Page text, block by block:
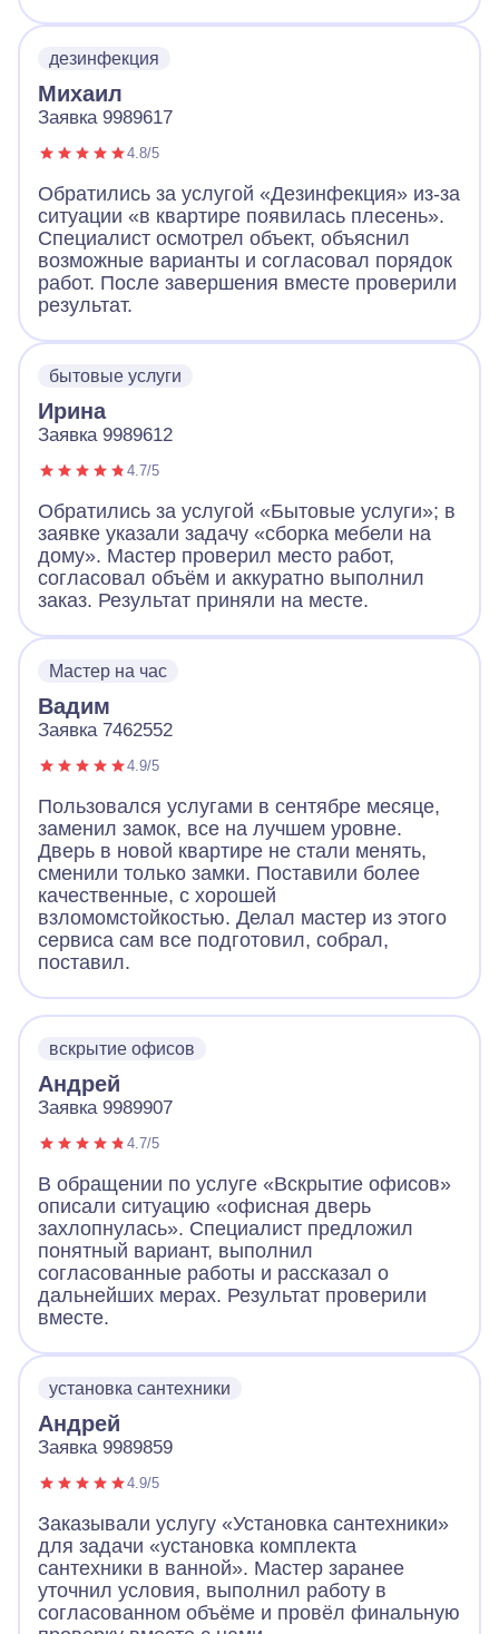
дезинфекция
Михаил
Заявка 9989617
4.8/5
Обратились за услугой «Дезинфекция» из-за
ситуации «в квартире появилась плесень».
Специалист осмотрел объект, объяснил
возможные варианты и согласовал порядок
работ. После завершения вместе проверили
результат.
бытовые услуги
Ирина
Заявка 9989612
4.7/5
Обратились за услугой «Бытовые услуги»; в
заявке указали задачу «сборка мебели на
дому». Мастер проверил место работ,
согласовал объём и аккуратно выполнил
заказ. Результат приняли на месте.
Мастер на час
Вадим
Заявка 7462552
4.9/5
Пользовался услугами в сентябре месяце,
заменил замок, все на лучшем уровне.
Дверь в новой квартире не стали менять,
сменили только замки. Поставили более
качественные, с хорошей
взломомстойкостью. Делал мастер из этого
сервиса сам все подготовил, собрал,
поставил.
вскрытие офисов
Андрей
Заявка 9989907
4.7/5
В обращении по услуге «Вскрытие офисов»
описали ситуацию «офисная дверь
захлопнулась». Специалист предложил
понятный вариант, выполнил
согласованные работы и рассказал о
дальнейших мерах. Результат проверили
вместе.
установка сантехники
Андрей
Заявка 9989859
4.9/5
Заказывали услугу «Установка сантехники»
для задачи «установка комплекта
сантехники в ванной». Мастер заранее
уточнил условия, выполнил работу в
согласованном объёме и провёл финальную